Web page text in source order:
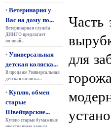
•Ветеринария у
Вас на дому по...
Ветеринарная служба
ДИНГО предлагает
полный...
•Универсальная
детская коляска...
В продаже Универсальная
детская коляска...
•Куплю, обмен
старые
Швейцарские...
Куплю старые бумажные
Часть
для